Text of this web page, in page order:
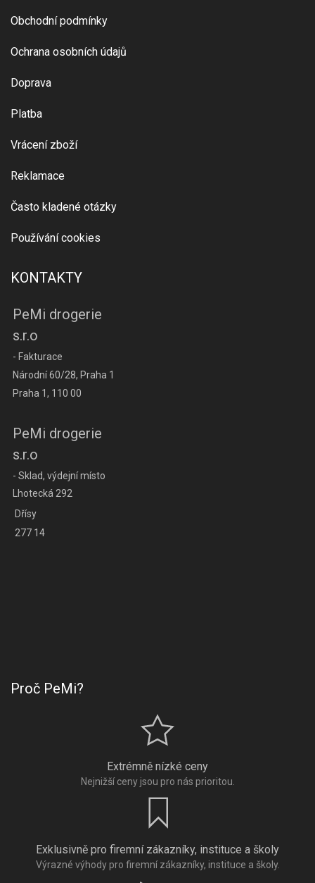
Obchodní podmínky
Ochrana osobních údajů
Doprava
Platba
Vrácení zboží
Reklamace
Často kladené otázky
Používání cookies
KONTAKTY
PeMi drogerie
s.r.o
- Fakturace
Národní 60/28, Praha 1
Praha 1, 110 00
PeMi drogerie
s.r.o
- Sklad, výdejní místo
Lhotecká 292
Dřísy
277 14
Proč PeMi?
Extrémně nízké ceny
Nejnižší ceny jsou pro nás prioritou.
Exklusivně pro firemní zákazníky, instituce a školy
Výrazné výhody pro firemní zákazníky, instituce a školy.